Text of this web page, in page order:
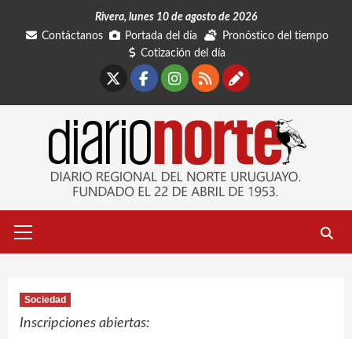
Rivera, lunes 10 de agosto de 2026
Contáctanos
Portada del día
Pronóstico del tiempo
Cotización del día
Facebook
Instagram
RSSContáctanos
primario
Sociedad
Inscripciones abiertas: